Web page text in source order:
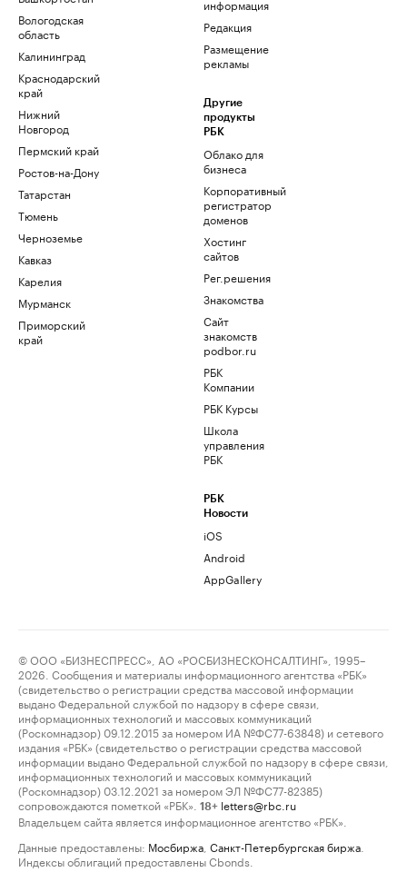
Вологодская
область
Калининград
Краснодарский
край
Нижний
Новгород
Пермский край
Ростов-на-Дону
Татарстан
Тюмень
Черноземье
Кавказ
Карелия
Мурманск
Приморский
край
информация
Редакция
Размещение
рекламы
Другие
продукты
РБК
Облако для
бизнеса
Корпоративный
регистратор
доменов
Хостинг
сайтов
Рег.решения
Знакомства
Сайт
знакомств
podbor.ru
РБК
Компании
РБК Курсы
Школа
управления
РБК
РБК
Новости
iOS
Android
AppGallery
© ООО «БИЗНЕСПРЕСС», АО «РОСБИЗНЕСКОНСАЛТИНГ», 1995–
2026. Сообщения и материалы информационного агентства «РБК»
(свидетельство о регистрации средства массовой информации
выдано Федеральной службой по надзору в сфере связи,
информационных технологий и массовых коммуникаций
(Роскомнадзор) 09.12.2015 за номером ИА №ФС77-63848) и сетевого
издания «РБК» (свидетельство о регистрации средства массовой
информации выдано Федеральной службой по надзору в сфере связи,
информационных технологий и массовых коммуникаций
(Роскомнадзор) 03.12.2021 за номером ЭЛ №ФС77-82385)
сопровождаются пометкой «РБК».
18+ letters@rbc.ru
Владельцем сайта является информационное агентство «РБК».
Данные предоставлены: Мосбиржа Санкт-Петербургская биржа
Индексы облигаций предоставлены Cbonds.